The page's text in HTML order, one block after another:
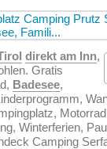
direkt am Inn,
Gratis
Badesee,
Winterferien,
Camping